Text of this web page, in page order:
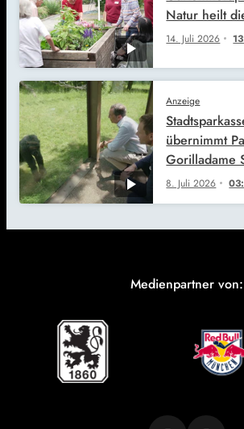
14. Juli 2026
Natur heilt
Anzeige
8. Juli 2026
übernimmt
Gorilladame
Medienpartner von: